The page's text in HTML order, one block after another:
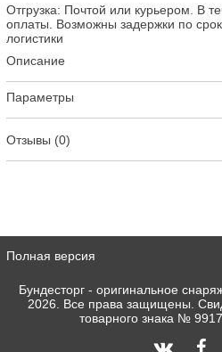
Отгрузка: Почтой или курьером. В
оплаты. Возможны задержки по
логистики
Описание
Параметры
Отзывы (0)
Полная версия
Бундесторг - оригинальное
2026. Все права защищены.
товарного знака №